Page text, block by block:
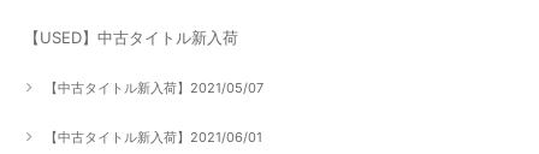
【USED】中古タイトル新入荷
【中古タイトル新入荷】2021/05/07
【中古タイトル新入荷】2021/06/01